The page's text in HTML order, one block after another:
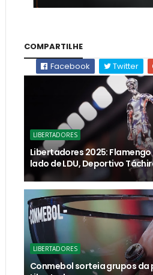
COMPARTILHE
Facebook
Twitter
LIBERTADORES
Libertadores 2025:
lado de LDU, Deportivo
LIBERTADORES
Conmebol sorteia grupos da